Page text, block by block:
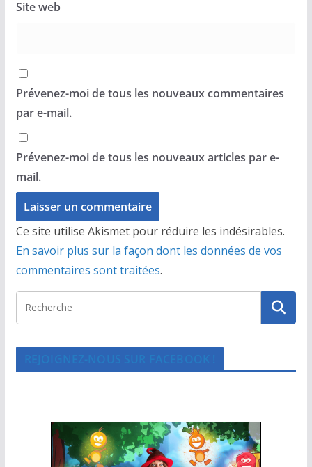
Site web
Prévenez-moi de tous les nouveaux commentaires
par e-mail.
Prévenez-moi de tous les nouveaux articles par e-
mail.
Ce site utilise Akismet pour réduire les indésirables.
En savoir plus sur la façon dont les données de vos
commentaires sont traitées.
REJOIGNEZ-NOUS SUR FACEBOOK !